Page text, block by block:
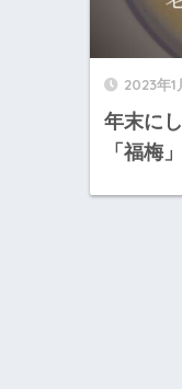
2023年1
年末に
「福梅